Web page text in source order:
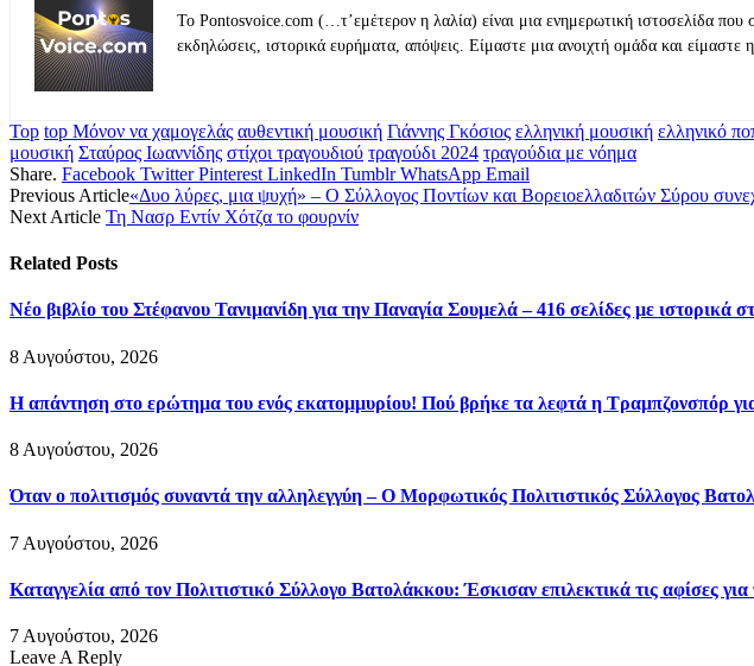
Το Pontosvoice.com (…τ’εμέτερον η λαλία) είναι μια ενημερωτική ιστοσελίδα
εκδηλώσεις, ιστορικά ευρήματα, απόψεις. Είμαστε μια ανοιχτή ομάδα και
Top top Μόνον να χαμογελάς αυθεντική μουσική Γιάννης Γκόσιος ελληνική μουσική ελληνικό
μουσική Σταύρος Ιωαννίδης στίχοι τραγουδιού τραγούδι 2024 τραγούδια με νόημα
Share. Facebook Twitter Pinterest LinkedIn Tumblr WhatsApp Email
Previous Article«Δυο λύρες, μια ψυχή» – Ο Σύλλογος Ποντίων και Βορειοελλαδιτών Σύρου
Next Article Τη Νασρ Εντίν Χότζα το φουρνίν
Related Posts
Νέο βιβλίο του Στέφανου Τανιμανίδη για την Παναγία Σουμελά – 416 σελίδες με ιστορικά
8 Αυγούστου, 2026
Η απάντηση στο ερώτημα του ενός εκατομμυρίου! Πού βρήκε τα λεφτά η Τραμπζονσπόρ
8 Αυγούστου, 2026
Όταν ο πολιτισμός συναντά την αλληλεγγύη – Ο Μορφωτικός Πολιτιστικός Σύλλογος
7 Αυγούστου, 2026
Καταγγελία από τον Πολιτιστικό Σύλλογο Βατολάκκου: Έσκισαν επιλεκτικά τις αφίσες
7 Αυγούστου, 2026
Leave A Reply